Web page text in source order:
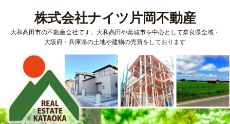
株式会社ナイツ片岡不動産
大和高田市の不動産会社です。大和高田や葛城市を中心として奈良県全域・
大阪府・兵庫県の土地や建物の売買をしております